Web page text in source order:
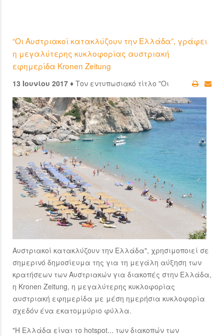
“Οι Αυστριακοί κατακλύζουν την Ελλάδα”, γράφει
η μεγαλύτερης κυκλοφορίας αυστριακή
εφημερίδα Kronen Zeitung
13 Ιουνίου 2017 ♦ Τον εντυπωσιακό τίτλο "Οι
Αυστριακοί κατακλύζουν την Ελλάδα", χρησιμοποιεί σε
σημερινό δημοσίευμα της για τη μεγάλη αύξηση των
κρατήσεων των Αυστριακών για διακοπές στην Ελλάδα,
η Kronen Zeitung, η μεγαλύτερης κυκλοφορίας
αυστριακή εφημερίδα με μέση ημερήσια κυκλοφορία
σχεδόν ένα εκατομμύριο φύλλα.
"Η Ελλάδα είναι το hotspot... των διακοπών των